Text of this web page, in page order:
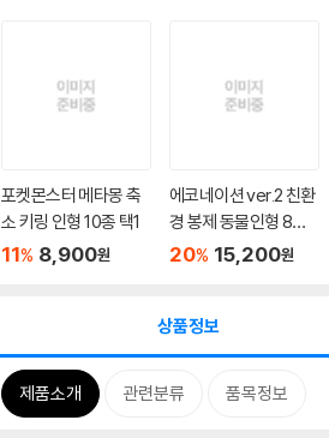
포켓몬스터 메타몽 축
소 키링 인형 10종 택1
11% 8,900원
에코네이션 ver.2 친환
경 봉제 동물인형 8종
택1
20% 15,200원
상품정보
제품소개 관련분류 품목정보